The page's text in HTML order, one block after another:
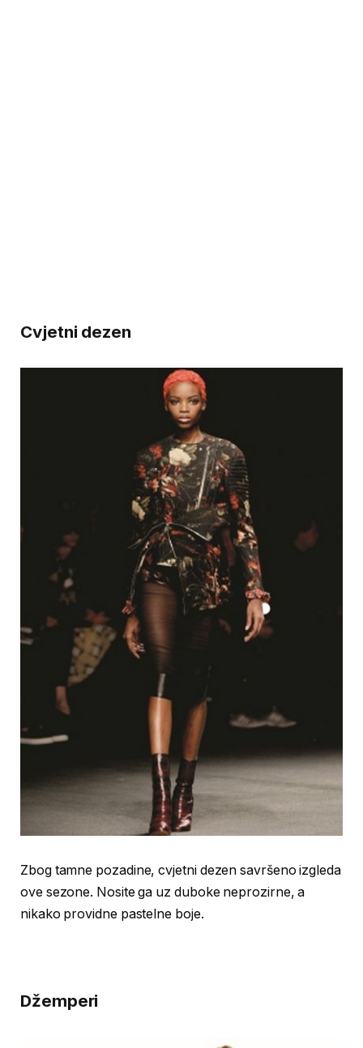
Cvjetni dezen
Zbog tamne pozadine, cvjetni dezen savršeno izgleda
ove sezone. Nosite ga uz duboke neprozirne, a
nikako providne pastelne boje.
Džemperi